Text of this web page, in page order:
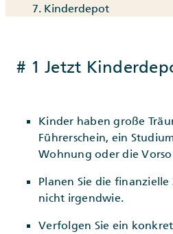
Kinderdepot
# 1 Jetzt
Kinder haben große
Führerschein, ein
Wohnung oder die
Planen Sie die
nicht irgendwie.
Verfolgen Sie ein